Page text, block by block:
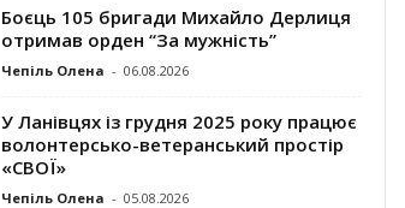
Боєць 105 бригади Михайло Дерлиця
отримав орден “За мужність”
Чепіль Олена - 06.08.2026
У Ланівцях із грудня 2025 року працює
волонтерсько-ветеранський простір
«СВОЇ»
Чепіль Олена - 05.08.2026